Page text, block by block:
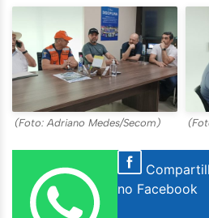
(Foto: Adriano Medes/Secom)
no Facebook